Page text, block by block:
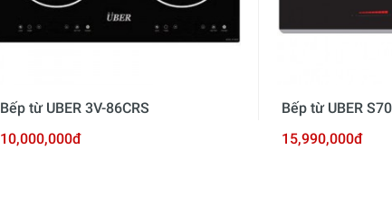
Bếp từ UBER 3V-86CRS
10,000,000đ
Bếp từ UBER
15,990,000đ